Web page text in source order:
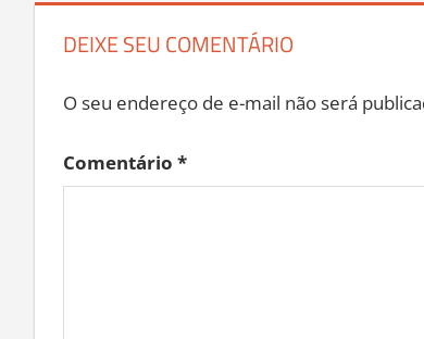
DEIXE SEU COMENTÁRIO
O seu endereço de e-mail não será
Comentário